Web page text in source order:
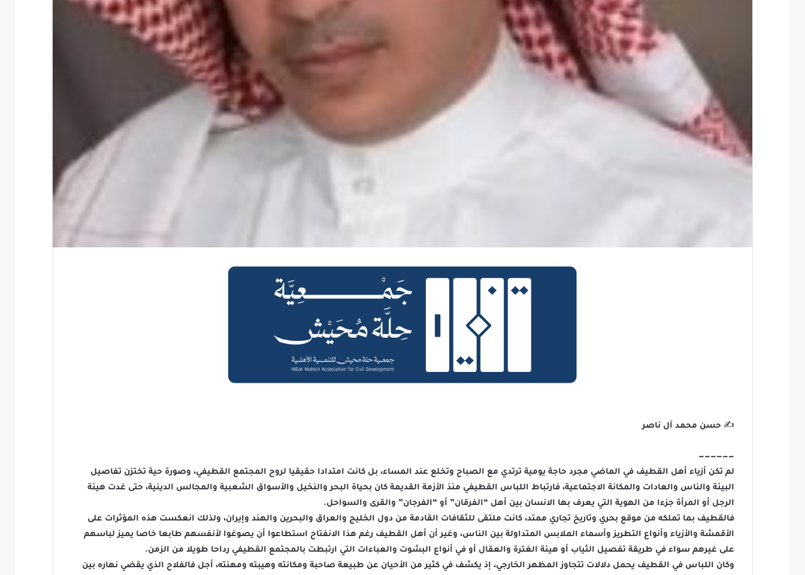
✍️ حسن محمد آل ناصر
——————
لم تكن أزياء أهل القطيف في الماضي مجرد حاجة يومية ترتدي مع الصباح وتخلع عند المساء، بل كانت امتدادا حقيقيا لروح المجتمع القطيفي، وصورة حية تختزن تفاصيل
البيئة والناس والعادات والمكانة الاجتماعية، فارتباط اللباس القطيفي منذ الأزمة القديمة كان بحياة البحر والنخيل والأسواق الشعبية والمجالس الدينية، حتى غدت هيئة
الرجل أو المرأة جزءا من الهوية التي يعرف بها الانسان بين أهل “الفرقان” أو “الفرجان” والقرى والسواحل.
فالقطيف بما تملكه من موقع بحري وتاريخ تجاري ممتد، كانت ملتقى للثقافات القادمة من دول الخليج والعراق والبحرين والهند وإيران، ولذلك انعكست هذه المؤثرات على
الأقمشة والأزياء وأنواع التطريز وأسماء الملابس المتداولة بين الناس، وغير أن أهل القطيف رغم هذا الانفتاح استطاعوا أن يصوغوا لأنفسهم طابعا خاصا يميز لباسهم
على غيرهم سواء في طريقة تفصيل الثياب أو هيئة الغترة والعقال أو في أنواع البشوت والعباءات التي ارتبطت بالمجتمع القطيفي رداحا طويلا من الزمن.
وكان اللباس في القطيف يحمل دلالات تتجاوز المظهر الخارجي، إذ يكشف في كثير من الأحيان عن طبيعة صاحبة ومكانته وهيبته ومهنته، أجل فالفلاح الذي يقضي نهاره بين